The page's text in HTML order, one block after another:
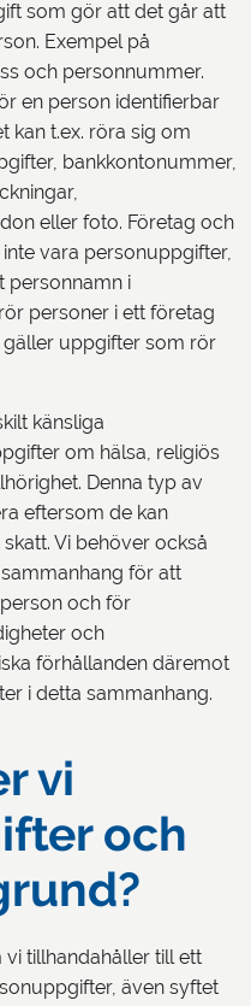
som gör att det går att
Exempel på
och personnummer.
en person identifierbar
kan t.ex. röra sig om
bankkontonummer,
eller foto. Företag och
vara personuppgifter,
personnamn i
personer i ett företag
uppgifter som rör
känsliga
om hälsa, religiös
Denna typ av
eftersom de kan
Vi behöver också
för att
och för
och
förhållanden däremot
i detta sammanhang.
vi
och
tillhandahåller till ett
även syftet